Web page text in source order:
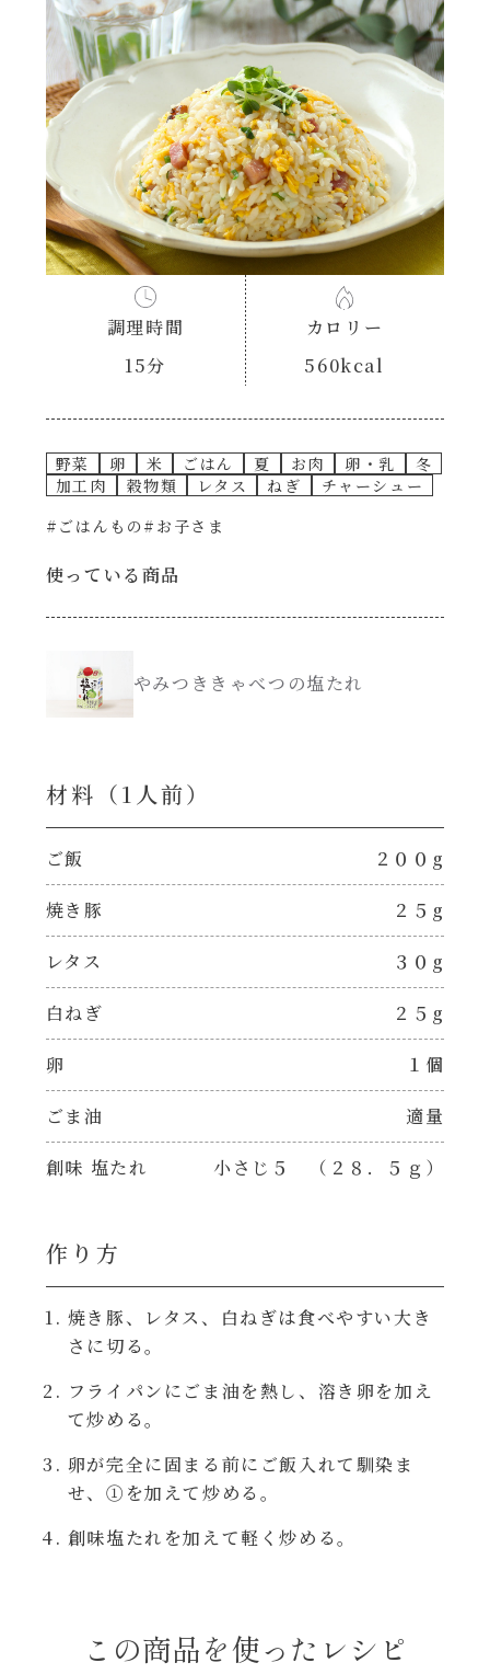
朝シャン（パン派）
ヘルシー（150kcal以下）
時短（調理時間10分以下）
お弁当
おつまみ/おやつ
主菜
副菜
サラダ
スープ
肉ピクキノピク
鍋
グラタン/ドリア
シャンタン粉末（シャンタンチーズニングを
含む）
パウチのまんまシリーズ
だしまろ麺
おもてなし
BBQ/キャンプ
炊飯器
ホットプレート
レンジ調理
あえるハコネーゼ明太子
あえるハコネーゼナポリタン
あえるハコネーゼジェノベーゼ
あえるハコネーゼペペロンチーノ
あえるハコネーゼたらこクリーム
シャンタンシリーズ
創味のつゆ
創味のつゆあまくち
白だし
カレーだし
そうめんつゆ
すき焼のたれ
焼肉のたれ 初代
焼肉のたれ 二代目
やみつききゃべつの塩たれ
だしまろ酢
聖護院かぶらのもみじおろしぽん酢
ハコネーゼ 完熟トマト
ハコネーゼ ボロネーゼ
ハコネーゼ ポルチーニ
調理時間
15分
カロリー
560kcal
野菜 卵 米 ごはん 夏 お肉 卵・乳
冬
加工肉
穀物類 レタス ねぎ
チャーシュー
#ごはんもの #お子さま
使っている商品
やみつききゃべつの塩たれ
材料（1⼈前）
ご飯 ２００g
焼き豚 ２５g
レタス ３０g
白ねぎ ２５g
卵 １個
ごま油 適量
創味 塩たれ 小さじ５ （２８．５ｇ）
作り方
焼き豚、レタス、白ねぎは食べやすい大き
さに切る。
フライパンにごま油を熱し、溶き卵を加え
て炒める。
卵が完全に固まる前にご飯入れて馴染ま
せ、①を加えて炒める。
創味塩たれを加えて軽く炒める。
この商品を使ったレシピ